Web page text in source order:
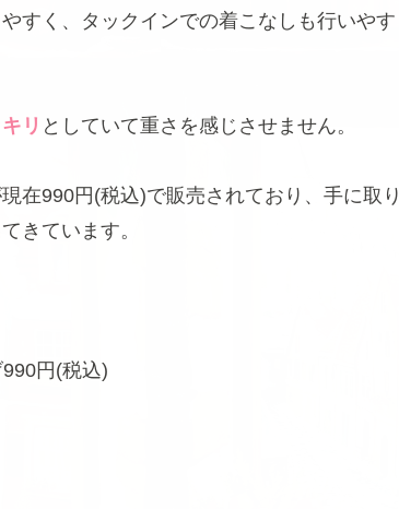
すく、タックインでの着こなしも行いやす
リ としていて重さを感じさせません。
在990円(税込)で販売されており、手に取り
きています。
円(税込)